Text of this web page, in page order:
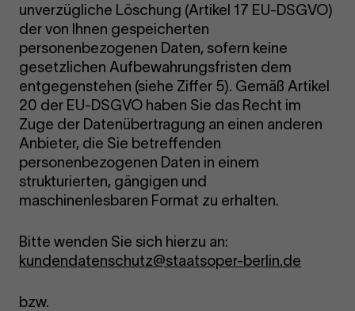
unverzügliche Löschung (Artikel 17 EU-DSGVO)
der von Ihnen gespeicherten
personenbezogenen Daten, sofern keine
gesetzlichen Aufbewahrungsfristen dem
entgegenstehen (siehe Ziffer 5). Gemäß Artikel
20 der EU-DSGVO haben Sie das Recht im
Zuge der Datenübertragung an einen anderen
Anbieter, die Sie betreffenden
personenbezogenen Daten in einem
strukturierten, gängigen und
maschinenlesbaren Format zu erhalten.
Bitte wenden Sie sich hierzu an:
kundendatenschutz@staatsoper-berlin.de
bzw.